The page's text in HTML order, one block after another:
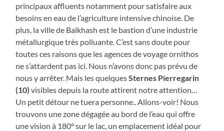
principaux affluents notamment pour satisfaire aux
besoins en eau de l’agriculture intensive chinoise. De
plus, la ville de Balkhash est le bastion d’une industrie
métallurgique très polluante. C’est sans doute pour
toutes ces raisons que les agences de voyage ornithos
ne s’attardent pas ici. Nous n’avons donc pas prévu de
nous y arrêter. Mais les quelquesSternes Pierregarin
(10) visibles depuis la route attirent notre attention…
Un petit détour ne tuera personne.. Allons-voir! Nous
trouvons une zone dégagée au bord de l’eau qui offre
une vision à 180° sur le lac, un emplacement idéal pour